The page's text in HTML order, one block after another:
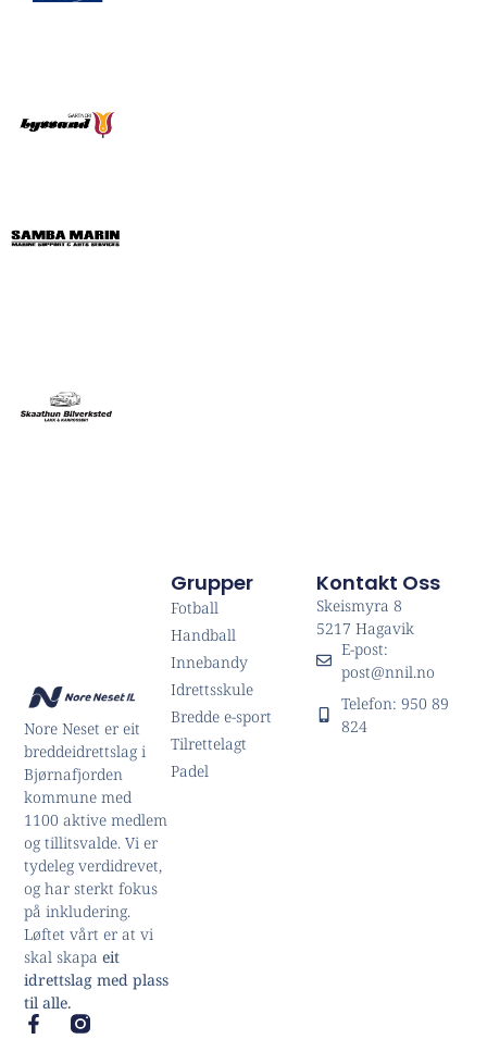
Nore Neset er eit
breddeidrettslag i
Bjørnafjorden
kommune med
1100 aktive medlem
og tillitsvalde. Vi er
tydeleg verdidrevet,
og har sterkt fokus
på inkludering.
Løftet vårt er at vi
skal skapaeit
idrettslag med plass
til alle.
Grupper
Fotball
Handball
Innebandy
Idrettsskule
Bredde e-sport
Tilrettelagt
Padel
Kontakt Oss
Skeismyra 8
5217 Hagavik
E-post:
post@nnil.no
Telefon: 950 89
824